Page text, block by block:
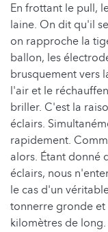
En frottant le pull,
laine. On dit qu'il
on rapproche la
ballon, les
brusquement vers
l'air et le
briller. C'est la
éclairs.
rapidement.
alors. Étant donné
éclairs, nous
le cas d'un
tonnerre gronde et
kilomètres de long.